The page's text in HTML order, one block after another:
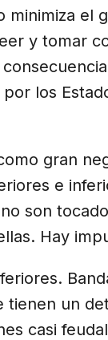
el
y tomar
los
gran
e
son
Hay
un
casi